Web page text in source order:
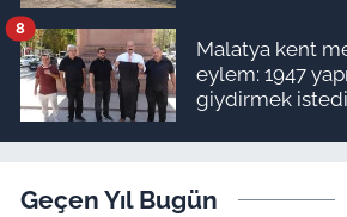
Malatya kent
eylem: 1947
giydirmek
8
Geçen Yıl Bugün